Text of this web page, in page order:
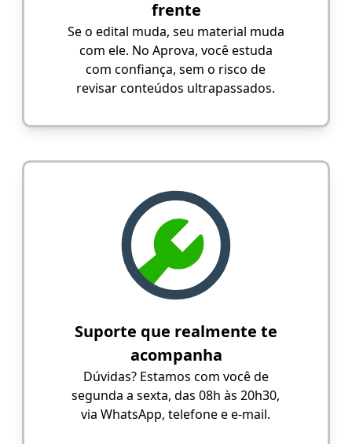
frente
Se o edital muda, seu material muda
com ele. No Aprova, você estuda
com confiança, sem o risco de
revisar conteúdos ultrapassados.
Suporte que realmente te
acompanha
Dúvidas? Estamos com você de
segunda a sexta, das 08h às 20h30,
via WhatsApp, telefone e e-mail.